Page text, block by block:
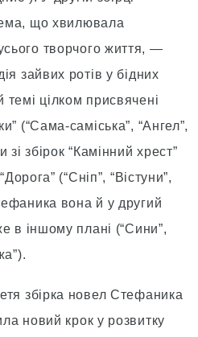
що хвилювала
творчого життя, —
зайвих ротів у бідних
цілком присвячені
(“Сама-саміська”, “Ангел”,
зі збірок “Камінний хрест”
(“Сніп”, “Вістуни”,
вона й у другий
в іншому плані (“Сини”,
збірка новел Стефаника
новий крок у розвитку